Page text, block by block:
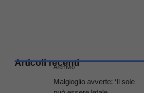
Articoli recenti
Archivio
Malgioglio avverte: ‘Il sole